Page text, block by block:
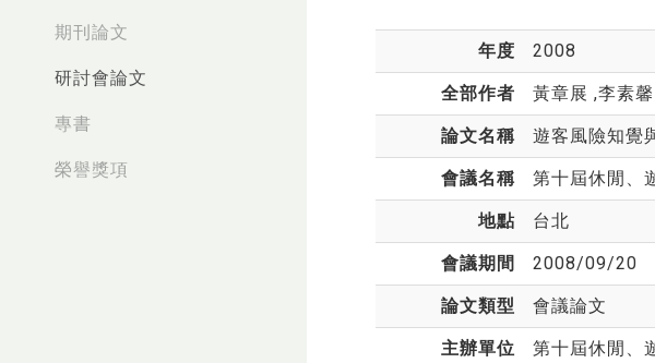
期刊論文
研討會論文
專書
榮譽獎項
年度 2008
全部作者 黃章展 ,李素
論文名稱 遊客風險知覺
會議名稱 第十屆休閒、
地點 台北
會議期間 2008/09/20
論文類型 會議論文
主辦單位 第十屆休閒、